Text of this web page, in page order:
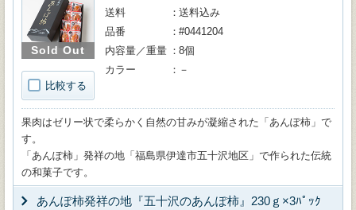
Sold Out
比較する
送料
送料込み
品番
#0441204
内容量／重量
8個
カラー
－
果肉はゼリー状で柔らかく自然の甘みが凝縮された「あんぽ柿」で
す。
「あんぽ柿」発祥の地「福島県伊達市五十沢地区」で作られた伝統
の和菓子です。
あんぽ柿発祥の地『五十沢のあんぽ柿』230ｇ×3ﾊﾟｯｸ